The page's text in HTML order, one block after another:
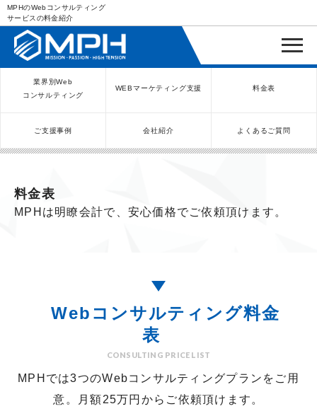
MPHのWebコンサルティング
サービスの料金紹介
業界別Web
コンサルティング
WEBマーケティング支援 料金表
ご支援事例 会社紹介 よくあるご質問
料金表
MPHは明瞭会計で、安心価格でご依頼頂けます。
Webコンサルティング料金
表
CONSULTING PRICE LIST
MPHでは3つのWebコンサルティングプランをご用
意。
月額25万円からご依頼頂けます。